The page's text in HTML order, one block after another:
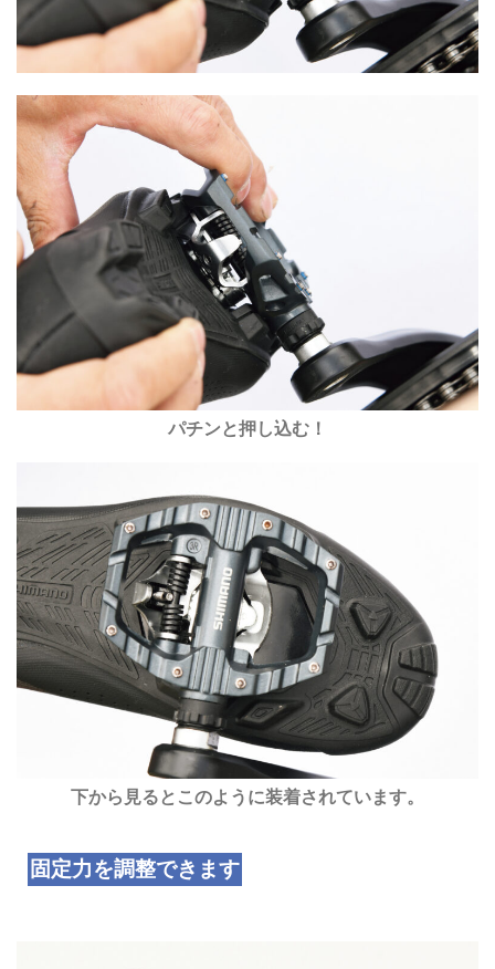
パチンと押し込む！
下から見るとこのように装着されています。
固定力を調整できます